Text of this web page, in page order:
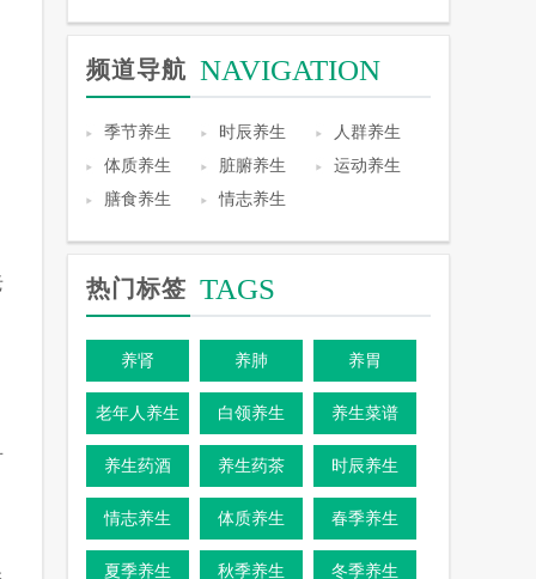
频道导航 NAVIGATION
季节养生 时辰养生
人群养生
体质养生
脏腑养生
运动养生
膳食养生
情志养生
热门标签 TAGS
养肾 养肺 养胃
老年人养生 白领养生 养生菜谱
养生药酒 养生药茶 时辰养生
情志养生 体质养生 春季养生
夏季养生 秋季养生 冬季养生